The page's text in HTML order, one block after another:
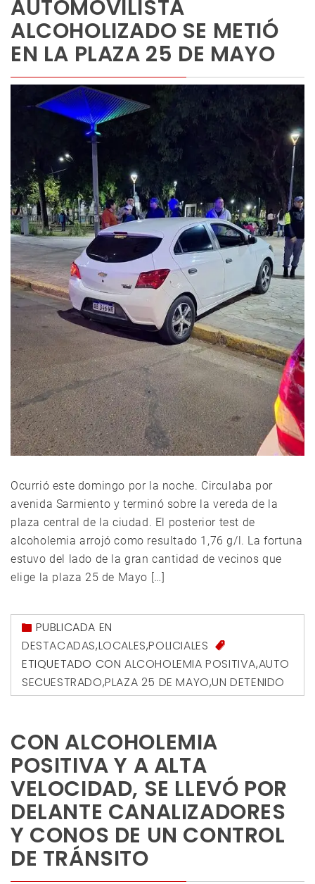
AUTOMOVILISTA
ALCOHOLIZADO SE METIÓ
EN LA PLAZA 25 DE MAYO
Ocurrió este domingo por la noche. Circulaba por
avenida Sarmiento y terminó sobre la vereda de la
plaza central de la ciudad. El posterior test de
alcoholemia arrojó como resultado 1,76 g/l. La fortuna
estuvo del lado de la gran cantidad de vecinos que
elige la plaza 25 de Mayo […]
PUBLICADA EN
DESTACADAS,LOCALES,POLICIALES
ETIQUETADO CON ALCOHOLEMIA POSITIVA,AUTO
SECUESTRADO,PLAZA 25 DE MAYO,UN DETENIDO
CON ALCOHOLEMIA
POSITIVA Y A ALTA
VELOCIDAD, SE LLEVÓ POR
DELANTE CANALIZADORES
Y CONOS DE UN CONTROL
DE TRÁNSITO